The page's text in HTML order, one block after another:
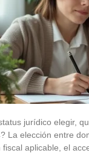
jurídico elegir,
La elección entre
fiscal aplicable, el